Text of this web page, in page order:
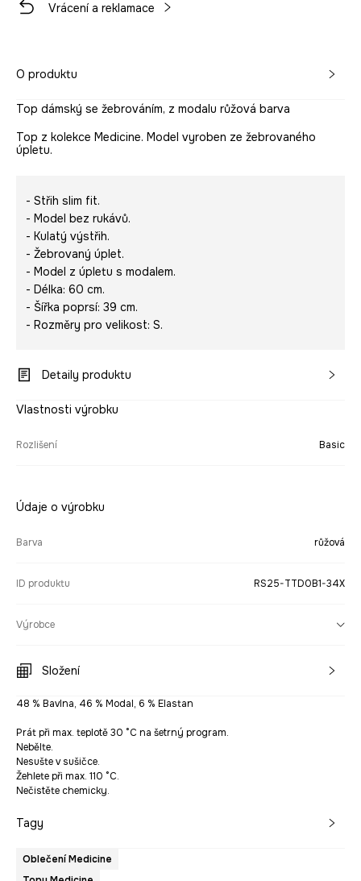
Vrácení a reklamace
O produktu
Top dámský se žebrováním, z modalu růžová barva
Top z kolekce Medicine. Model vyroben ze žebrovaného
úpletu.
- Střih slim fit.
- Model bez rukávů.
- Kulatý výstřih.
- Žebrovaný úplet.
- Model z úpletu s modalem.
- Délka: 60 cm.
- Šířka poprsí: 39 cm.
- Rozměry pro velikost: S.
Detaily produktu
Vlastnosti výrobku
Rozlišení Basic
Údaje o výrobku
Barva růžová
ID produktu RS25-TTD0B1-34X
Výrobce
Složení
48 % Bavlna, 46 % Modal, 6 % Elastan
Prát při max. teplotě 30 °C na šetrný program.
Nebělte.
Nesušte v sušičce.
Žehlete při max. 110 °C.
Nečistěte chemicky.
Tagy
Oblečení Medicine